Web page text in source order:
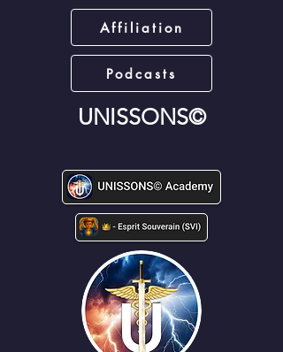
Affiliation
Podcasts
UNISSONS©